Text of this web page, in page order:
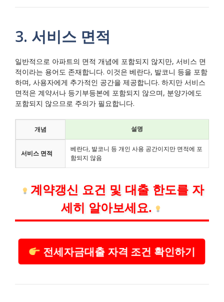
3. 서비스 면적
일반적으로 아파트의 면적 개념에 포함되지 않지만, 서비스 면
적이라는 용어도 존재합니다. 이것은 베란다, 발코니 등을 포함
하며, 사용자에게 추가적인 공간을 제공합니다. 하지만 서비스
면적은 계약서나 등기부등본에 포함되지 않으며, 분양가에도
포함되지 않으므로 주의가 필요합니다.
개념 설명
서비스 면적
베란다, 발코니 등 개인 사용 공간이지만 면적에 포
함되지 않음
계약갱신 요건 및 대출 한도를 자
세히 알아보세요.
전세자금대출 자격 조건 확인하기